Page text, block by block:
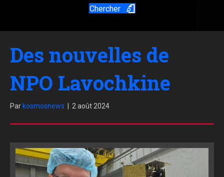
Chercher
Des nouvelles de
NPO Lavochkine
Par kosmosnews 2 août 2024